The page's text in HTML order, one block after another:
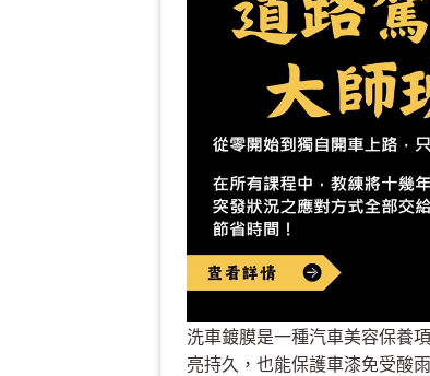
洗車鍍膜是一種汽車美容保養
亮持久，也能保護車漆免受酸